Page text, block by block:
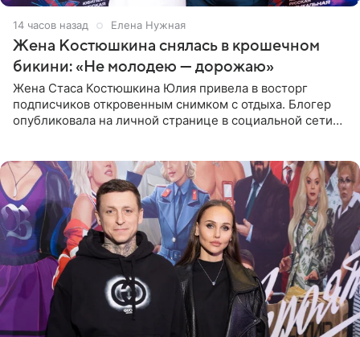
14 часов назад Елена Нужная
Жена Костюшкина снялась в крошечном
бикини: «Не молодею — дорожаю»
Жена Стаса Костюшкина Юлия привела в восторг
подписчиков откровенным снимком с отдыха. Блогер
опубликовала на личной странице в социальной сети